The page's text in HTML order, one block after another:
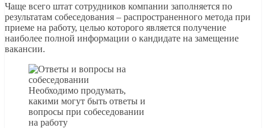
Чаще всего штат сотрудников компании заполняется по
результатам собеседования – распространенного метода при
приеме на работу, целью которого является получение
наиболее полной информации о кандидате на замещение
вакансии.
Необходимо продумать,
какими могут быть ответы и
вопросы при собеседовании
на работу